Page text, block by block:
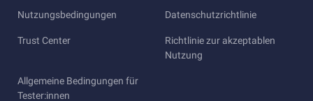
Nutzungsbedingungen Datenschutzrichtlinie
Trust Center
Richtlinie zur akzeptablen
Nutzung
Allgemeine Bedingungen für
Tester:innen